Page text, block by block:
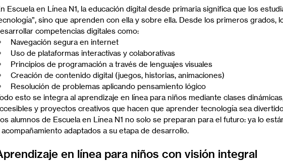
Escuela en Línea N1, la educación digital desde primaria significa que los
sino que aprenden con ella y sobre ella. Desde los primeros grados,
competencias digitales como:
Navegación segura en internet
Uso de plataformas interactivas y colaborativas
Principios de programación a través de lenguajes visuales
Creación de contenido digital (juegos, historias, animaciones)
Resolución de problemas aplicando pensamiento lógico
esto se integra al aprendizaje en línea para niños mediante clases
y proyectos creativos que hacen que aprender tecnología sea
alumnos de Escuela en Línea N1 no solo se preparan para el futuro: ya lo
adaptados a su etapa de desarrollo.
en línea para niños con visión integral